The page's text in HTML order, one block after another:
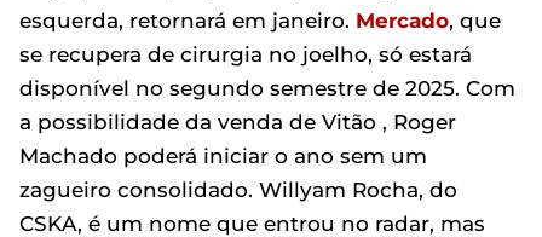
esquerda, retornará em janeiro. Mercado, que
se recupera de cirurgia no joelho, só estará
disponível no segundo semestre de 2025. Com
a possibilidade da venda de Vitão , Roger
Machado poderá iniciar o ano sem um
zagueiro consolidado. Willyam Rocha, do
CSKA, é um nome que entrou no radar, mas